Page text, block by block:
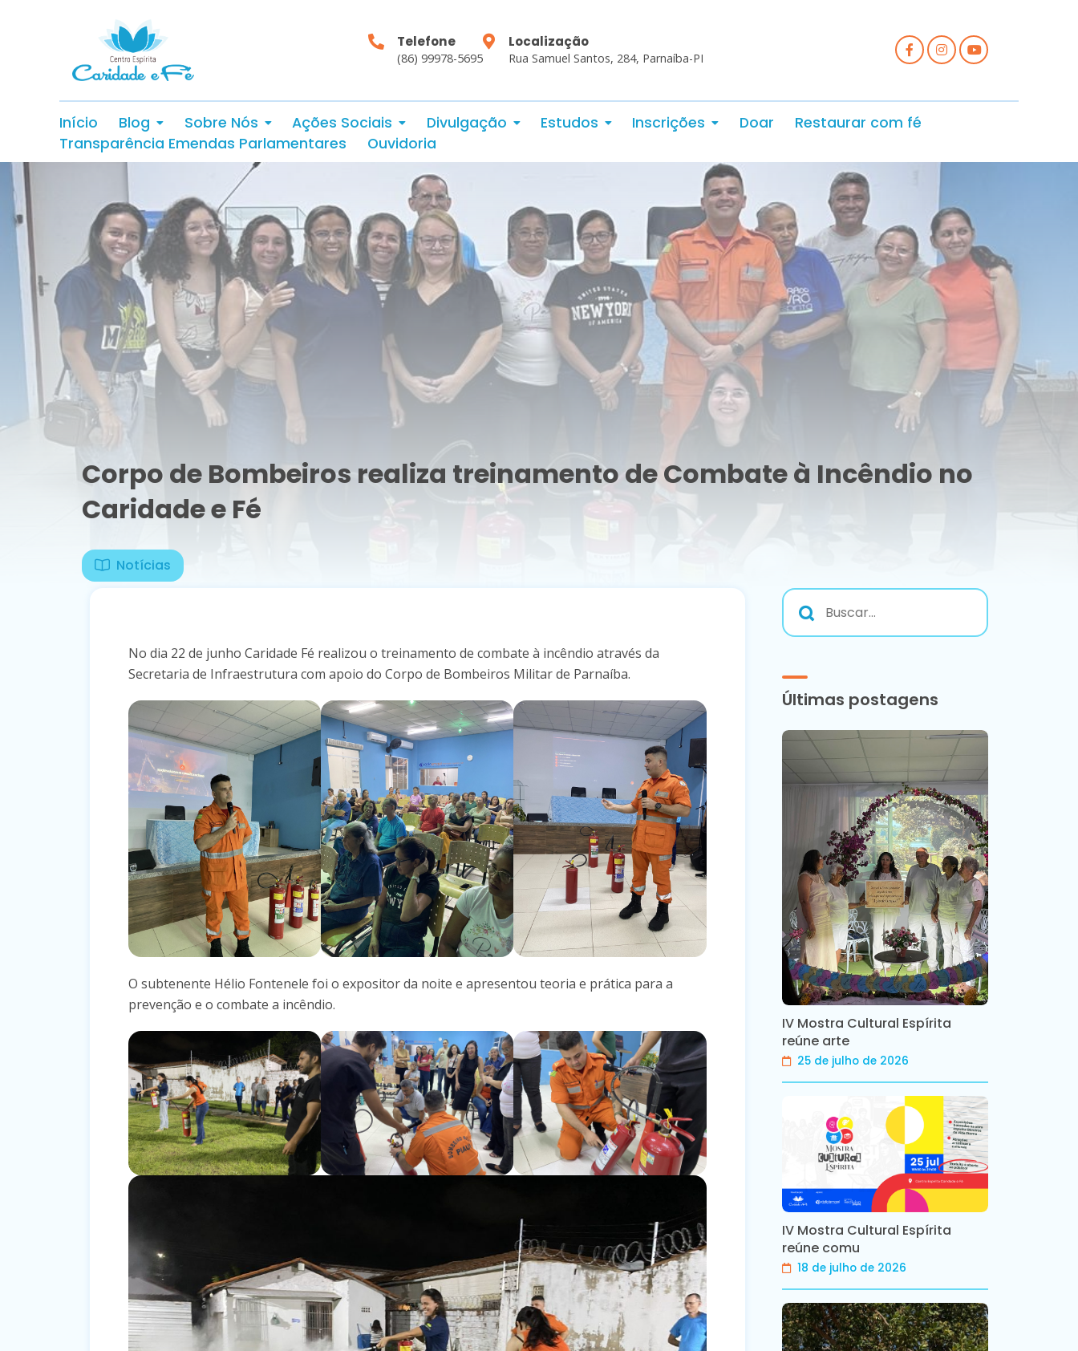
Telefone
(86) 99978-5695
Localização
Rua Samuel Santos, 284, Parnaíba-PI
Início Blog Sobre Nós Ações Sociais Divulgação Estudos Inscrições Doar
Restaurar com fé
Transparência Emendas Parlamentares
Ouvidoria
Corpo de Bombeiros realiza treinamento de Combate à Incêndio no
Caridade e Fé
Notícias
No dia 22 de junho Caridade Fé realizou o treinamento de combate à incêndio através da
Secretaria de Infraestrutura com apoio do Corpo de Bombeiros Militar de Parnaíba.
O subtenente Hélio Fontenele foi o expositor da noite e apresentou teoria e prática para a
prevenção e o combate a incêndio.
Últimas postagens
IV Mostra Cultural Espírita
reúne arte
25 de julho de 2026
IV Mostra Cultural Espírita
reúne comu
18 de julho de 2026